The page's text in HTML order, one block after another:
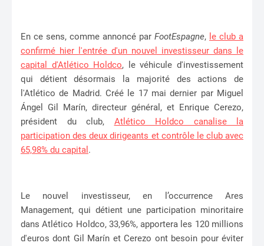
En ce sens, comme annoncé par FootEspagne, le club a
confirmé hier l'entrée d'un nouvel investisseur dans le
capital d'Atlético Holdco, le véhicule d'investissement
qui détient désormais la majorité des actions de
l'Atlético de Madrid. Créé le 17 mai dernier par Miguel
Ángel Gil Marín, directeur général, et Enrique Cerezo,
président du club, Atlético Holdco canalise la
participation des deux dirigeants et contrôle le club avec
65,98% du capital .
Le nouvel investisseur, en l’occurrence Ares
Management, qui détient une participation minoritaire
dans Atlético Holdco, 33,96%, apportera les 120 millions
d'euros dont Gil Marín et Cerezo ont besoin pour éviter